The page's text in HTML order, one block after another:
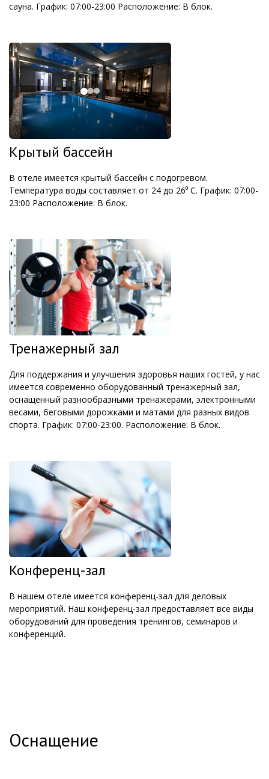
сауна. График: 07:00-23:00 Расположение: В блок.
Крытый бассейн
В отеле имеется крытый бассейн с подогревом.
Температура воды составляет от 24 до 26⁰ С. График: 07:00-
23:00 Расположение: В блок.
Тренажерный зал
Для поддержания и улучшения здоровья наших гостей, у нас
имеется современно оборудованный тренажерный зал,
оснащенный разнообразными тренажерами, электронными
весами, беговыми дорожками и матами для разных видов
спорта. График: 07:00-23:00. Расположение: В блок.
Конференц-зал
В нашем отеле имеется конференц-зал для деловых
мероприятий. Наш конференц-зал предоставляет все виды
оборудований для проведения тренингов, семинаров и
конференций.
Оснащение